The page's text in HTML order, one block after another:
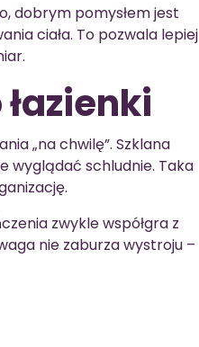
dobrym pomysłem jest
ciała. To pozwala lepiej
„na chwilę”. Szklana
wyglądać schludnie. Taka
zwykle współgra z
nie zaburza wystroju –